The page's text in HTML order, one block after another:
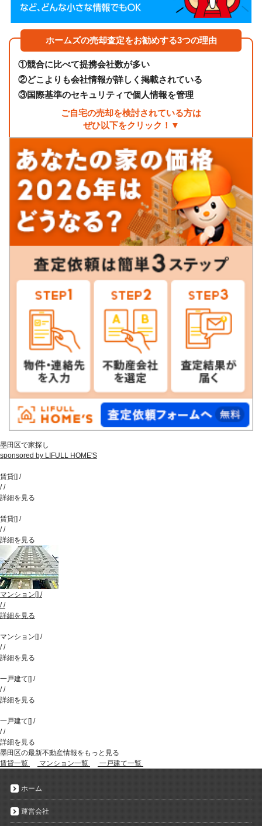
ホームズの売却査定をお勧めする3つの理由
①競合に比べて提携会社数が多い
②どこよりも会社情報が詳しく掲載されている
③国際基準のセキュリティで個人情報を管理
ご自宅の売却を検討されている方は
ぜひ以下をクリック！▼
墨田区で家探し
sponsored by LIFULL HOME'S
賃貸[] /
//
詳細を見る
賃貸[] /
//
詳細を見る
マンション [] /
//
詳細を見る
マンション [] /
//
詳細を見る
一戸建て [] /
//
詳細を見る
一戸建て [] /
//
詳細を見る
墨田区の最新不動産情報をもっと見る
賃貸一覧
マンション一覧 一戸建て一覧
ホーム
運営会社